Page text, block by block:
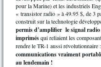
pour la Marine) et les industriels
« transistor radio » à 49.95 $, de 3
construit sur la technologie
permis d’amplifier le signal radio
imprimésqui reliaient les
rendre le TR-1 aussi révolutionnaire :
communications vraiment
au lendemain !